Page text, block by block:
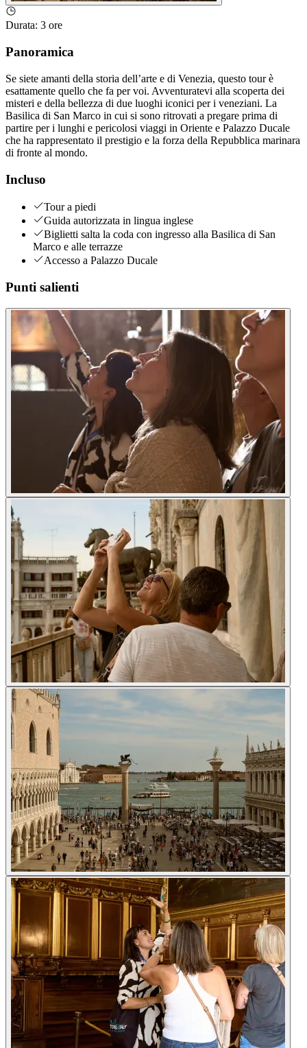
Durata: 3 ore
Panoramica
Se siete amanti della storia dell’arte e di Venezia, questo tour è
esattamente quello che fa per voi. Avventuratevi alla scoperta dei
misteri e della bellezza di due luoghi iconici per i veneziani. La
Basilica di San Marco in cui si sono ritrovati a pregare prima di
partire per i lunghi e pericolosi viaggi in Oriente e Palazzo Ducale
che ha rappresentato il prestigio e la forza della Repubblica marinara
di fronte al mondo.
Incluso
Tour a piedi
Guida autorizzata in lingua inglese
Biglietti salta la coda con ingresso alla Basilica di San
Marco e alle terrazze
Accesso a Palazzo Ducale
Punti salienti